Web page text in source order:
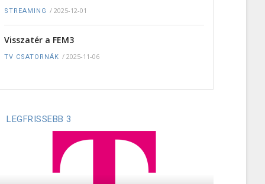
STREAMING / 2025-12-01
Visszatér a FEM3
TV CSATORNÁK / 2025-11-06
LEGFRISSEBB 3